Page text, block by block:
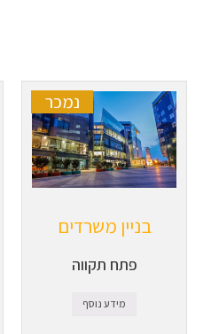
נמכר
בניין משרדים
פתח תקווה
מידע נוסף